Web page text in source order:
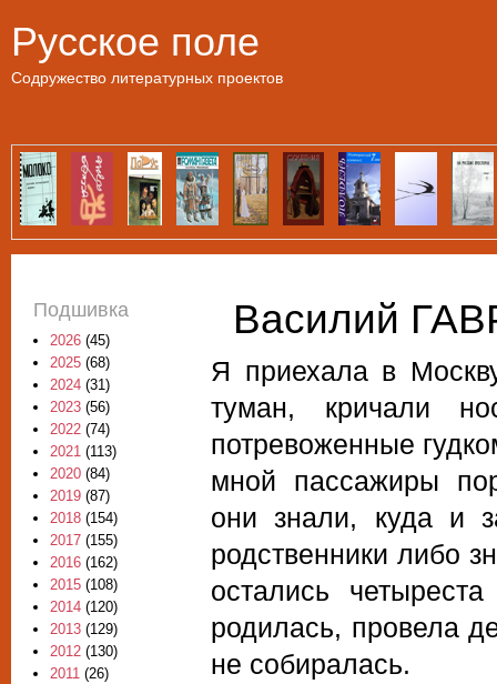
Русское поле
Содружество литературных проектов
Василий
Я приехала в
туман, кричали
потревоженные
мной пассажиры
они знали, куда и
родственники либо
остались
родилась, провела
не собиралась.
Подшивка
2026 (45)
2025 (68)
2024 (31)
2023 (56)
2022 (74)
2021 (113)
2020 (84)
2019 (87)
2018 (154)
2017 (155)
2016 (162)
2015 (108)
2014 (120)
2013 (129)
2012 (130)
2011 (26)